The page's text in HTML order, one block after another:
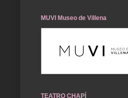
MUVI Museo de Villena
TEATRO CHAPÍ